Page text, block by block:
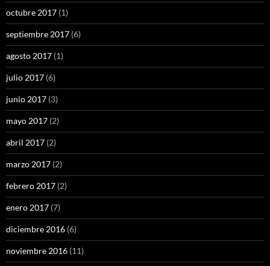
octubre 2017 (1)
septiembre 2017 (6)
agosto 2017 (1)
julio 2017 (6)
junio 2017 (3)
mayo 2017 (2)
abril 2017 (2)
marzo 2017 (2)
febrero 2017 (2)
enero 2017 (7)
diciembre 2016 (6)
noviembre 2016 (11)